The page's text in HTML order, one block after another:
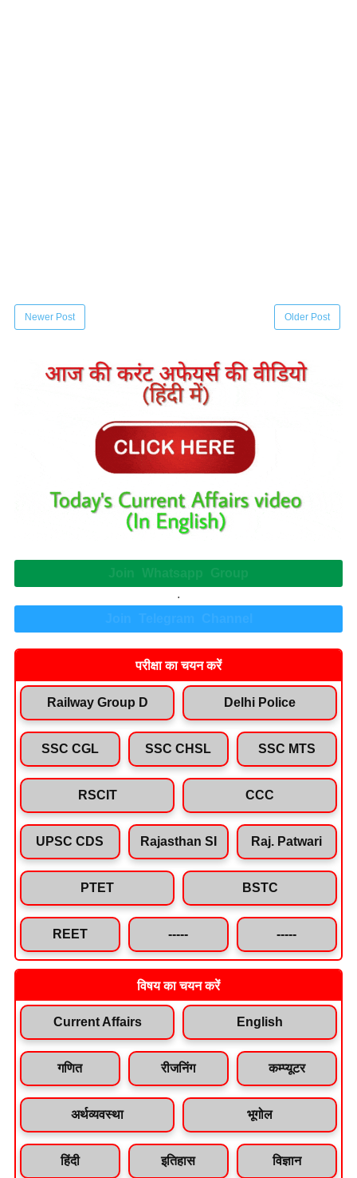
Newer Post Older Post
.
परीक्षा का चयन करें
Railway Group D Delhi Police
SSC CGL SSC CHSL SSC MTS
RSCIT CCC
UPSC CDS Rajasthan SI Raj. Patwari
PTET BSTC
REET ----- -----
विषय का चयन करें
Current Affairs English
गणित रीजनिंग कम्प्यूटर
अर्थव्यवस्था भूगोल
हिंदी इतिहास विज्ञान